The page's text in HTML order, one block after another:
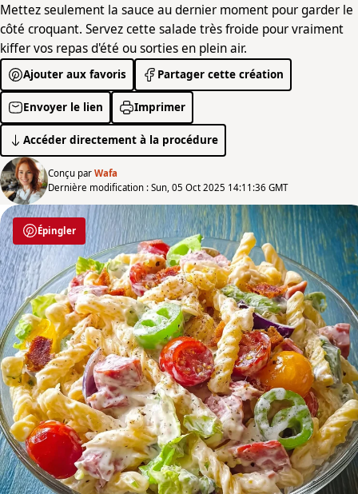
Mettez seulement la sauce au dernier moment pour garder le
côté croquant. Servez cette salade très froide pour vraiment
kiffer vos repas d'été ou sorties en plein air.
Ajouter aux favoris Partager cette création
Envoyer le lien Imprimer
Accéder directement à la procédure
Conçu par Wafa
Dernière modification : Sun, 05 Oct 2025 14:11:36 GMT
Épingler